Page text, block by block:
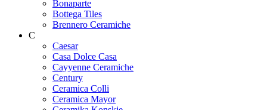
Bonaparte
Bottega Tiles
Brennero Ceramiche
C
Caesar
Casa Dolce Casa
Cayyenne Ceramiche
Century
Ceramica Colli
Ceramica Mayor